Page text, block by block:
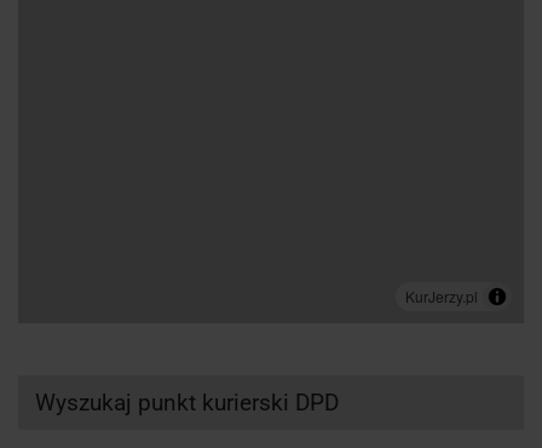
Wyszukaj punkt kurierski DPD